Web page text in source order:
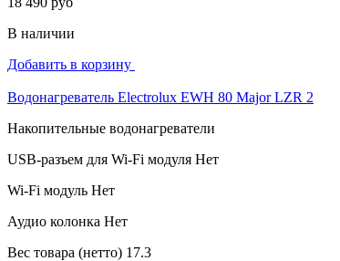
В наличии
Добавить в корзину
Водонагреватель Electrolux EWH 80 Major LZR 2
Накопительные водонагреватели
USB-разъем для Wi-Fi модуля Нет
Wi-Fi модуль Нет
Аудио колонка Нет
Вес товара (нетто) 17.3